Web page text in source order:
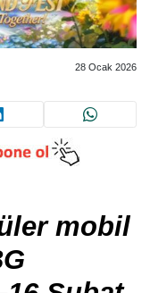
28 Ocak 2026
mobil